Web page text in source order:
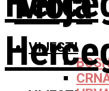
VIJESTI